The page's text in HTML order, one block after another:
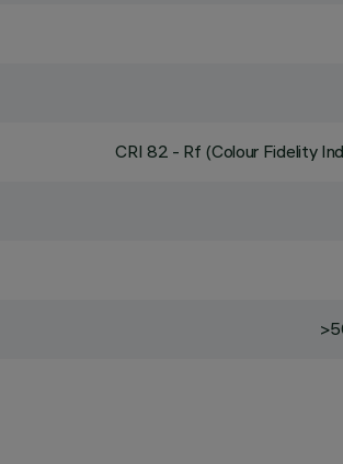
CRI 82 - Rf (Colour Fidelity